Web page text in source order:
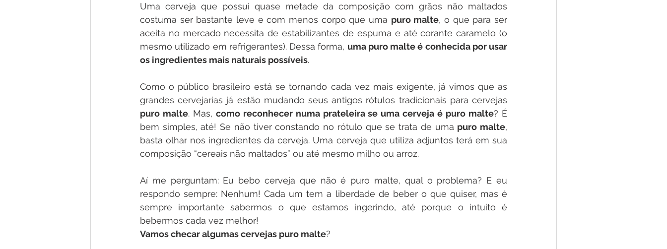
Uma cerveja que possui quase metade da composição com grãos não maltados
costuma ser bastante leve e com menos corpo que uma puro malte, o que para ser
aceita no mercado necessita de estabilizantes de espuma e até corante caramelo (o
mesmo utilizado em refrigerantes). Dessa forma, uma puro malte é conhecida por usar
os ingredientes mais naturais possíveis.
Como o público brasileiro está se tornando cada vez mais exigente, já vimos que as
puro malte. Mas, como reconhecer numa prateleira se uma cerveja é puro malte? É
bem simples, até! Se não tiver constando no rótulo que se trata de uma puro malte,
basta olhar nos ingredientes da cerveja. Uma cerveja que utiliza adjuntos terá em sua
composição “cereais não maltados” ou até mesmo milho ou arroz.
Aí me perguntam: Eu bebo cerveja que não é puro malte, qual o problema? E eu
respondo sempre: Nenhum! Cada um tem a liberdade de beber o que quiser, mas é
sempre importante sabermos o que estamos ingerindo, até porque o intuito é
bebermos cada vez melhor!
Vamos checar algumas cervejas puro malte?